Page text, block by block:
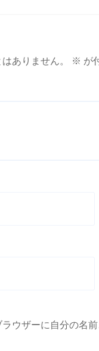
ありません。
※ が
ウザーに自分の名